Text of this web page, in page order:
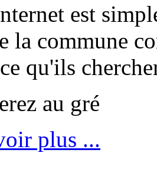
est
la commune
qu'ils
au gré
plus ...